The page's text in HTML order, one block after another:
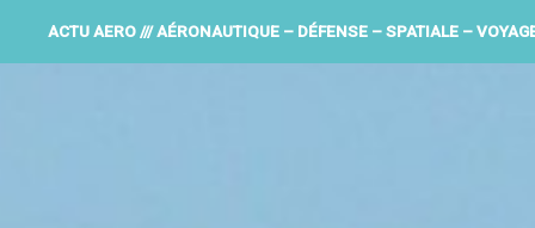
ACTU AERO /// AÉRONAUTIQUE – DÉFENSE – SPATIALE –